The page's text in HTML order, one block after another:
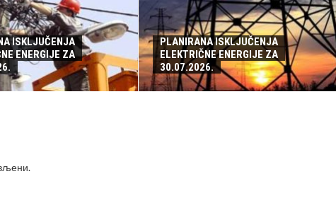
ISKLJUČENJA
ENERGIJE ZA
PLANIRANA ISKLJUČENJA
ELEKTRIČNE ENERGIJE ZA
30.07.2026.
.